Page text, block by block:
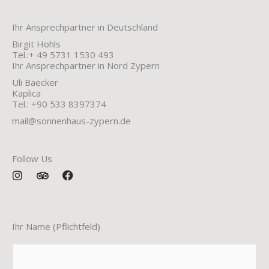
Ihr Ansprechpartner in Deutschland
Birgit Hohls
Tel.:+ 49 5731 1530 493
Ihr Ansprechpartner in Nord Zypern
Uli Baecker
Kaplica
Tel.: +90 533 8397374
mail@sonnenhaus-zypern.de
Follow Us
I
n
g
T
d
F
a
o
Ihr Name (Pflichtfeld)